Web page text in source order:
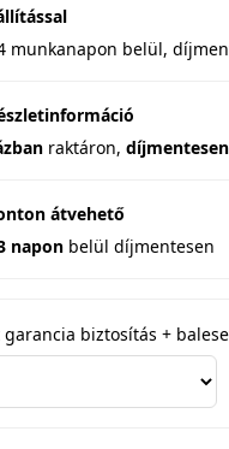
munkanapon belül,
raktáron, díjmentesen
átvehető
napon belül díjmentesen
biztosítás +